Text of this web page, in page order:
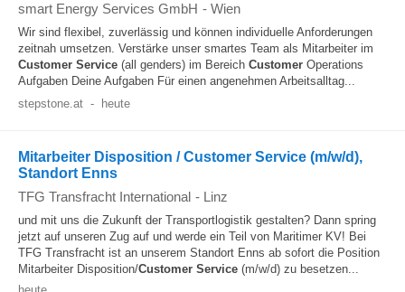
smart Energy Services GmbH - Wien
Wir sind flexibel, zuverlässig und können individuelle Anforderungen
zeitnah umsetzen. Verstärke unser smartes Team als Mitarbeiter im
Customer Service (all genders) im Bereich Customer Operations
Aufgaben Deine Aufgaben Für einen angenehmen Arbeitsalltag...
stepstone.at - heute
Mitarbeiter Disposition / Customer Service (m/w/d),
Standort Enns
TFG Transfracht International - Linz
und mit uns die Zukunft der Transportlogistik gestalten? Dann spring
jetzt auf unseren Zug auf und werde ein Teil von Maritimer KV! Bei
TFG Transfracht ist an unserem Standort Enns ab sofort die Position
Mitarbeiter Disposition/Customer Service (m/w/d) zu besetzen...